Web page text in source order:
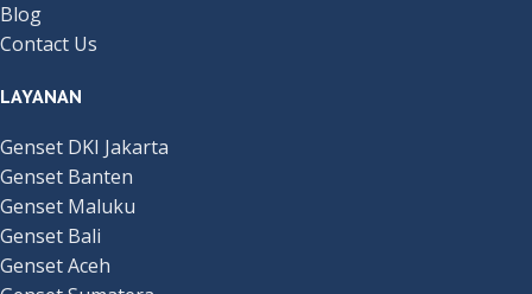
Blog
Contact Us
LAYANAN
Genset DKI Jakarta
Genset Banten
Genset Maluku
Genset Bali
Genset Aceh